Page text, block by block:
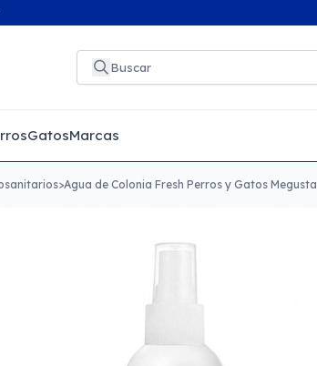
GatosMarcas
>Agua de Colonia Fresh Perros y Gatos Megusta